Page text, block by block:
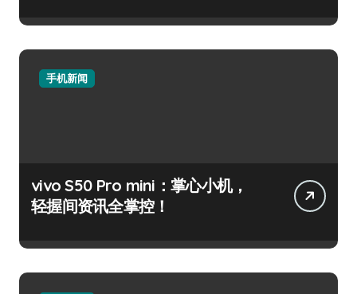
手机新闻
vivo S50 Pro mini：掌心小机，
轻握间资讯全掌控！